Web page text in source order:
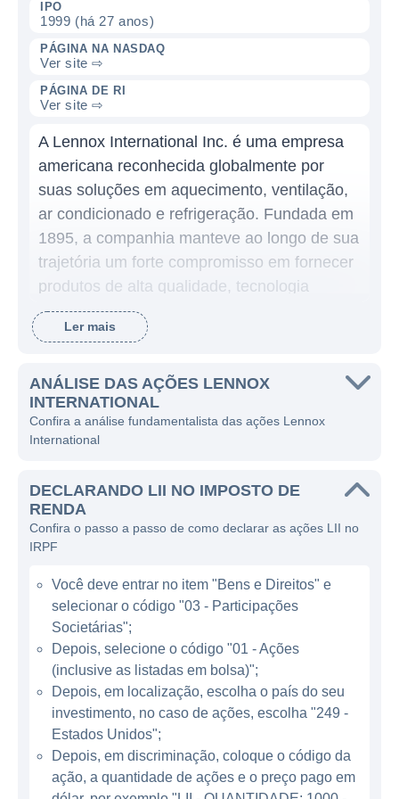
IPO
1999 (há 27 anos)
PÁGINA NA NASDAQ
Ver site ⇨
PÁGINA DE RI
Ver site ⇨
A Lennox International Inc. é uma empresa
americana reconhecida globalmente por
suas soluções em aquecimento, ventilação,
ar condicionado e refrigeração. Fundada em
1895, a companhia manteve ao longo de sua
trajetória um forte compromisso em fornecer
produtos de alta qualidade, tecnologia
inovadora e serviços de excelência para o
setor de climatização. O objetivo da Lennox
energeticamente eficientes para residências
e empresas, sempre priorizando a
sustentabilidade e a redução do impacto
A Lennox atua predominantemente no setor
de climatização e é considerada uma das
líderes em desenvolvimento de tecnologias
principais linhas de negócios incluem
sistemas de ar condicionado central,
unidades de aquecimento e ventilação, além
de ferramentas e peças de reposição para
serviços de climatização. A empresa também
oferece soluções e produtos voltados à
eficiência energética, atendendo às
crescentes demandas por tecnologias que
promovem a economia de energia e a
Ler mais
ANÁLISE DAS AÇÕES LENNOX
INTERNATIONAL
Confira a análise fundamentalista das ações Lennox
International
DECLARANDO LII NO IMPOSTO DE
RENDA
Confira o passo a passo de como declarar as ações LII no
IRPF
Você deve entrar no item "Bens e Direitos" e
selecionar o código "03 - Participações
Societárias";
Depois, selecione o código "01 - Ações
(inclusive as listadas em bolsa)";
Depois, em localização, escolha o país do seu
investimento, no caso de ações, escolha "249 -
Estados Unidos";
Depois, em discriminação, coloque o código da
ação, a quantidade de ações e o preço pago em